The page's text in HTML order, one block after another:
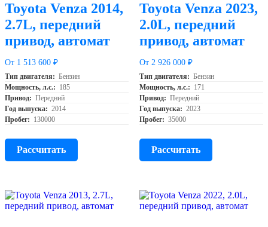
Toyota Venza 2014,
2.7L, передний
привод, автомат
От 1 513 600 ₽
Тип двигателя: Бензин
Мощность, л.с.: 185
Привод: Передний
Год выпуска: 2014
Пробег: 130000
Рассчитать
Toyota Venza 2023,
2.0L, передний
привод, автомат
От 2 926 000 ₽
Тип двигателя: Бензин
Мощность, л.с.: 171
Привод: Передний
Год выпуска: 2023
Пробег: 35000
Рассчитать